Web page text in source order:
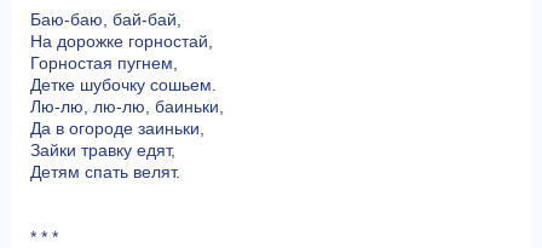
Баю-баю, бай-бай,
На дорожке горностай,
Горностая пугнем,
Детке шубочку сошьем.
Лю-лю, лю-лю, баиньки,
Да в огороде заиньки,
Зайки травку едят,
Детям спать велят.
* * *